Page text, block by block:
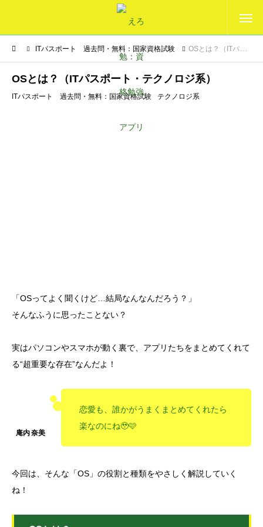
ITパスポート 過去問・無料：国家資格試験 OSとは？（ITパスポート・テクノロジ系）
OSとは？（ITパスポート・テクノロジ系）
ITパスポート 過去問・無料：国家資格試験 テクノロジ系
「OSってよく聞くけど…結局なんなんだろう？」
そんなふうに思ったことない？
実はパソコンやスマホが動く裏で、アプリたちをまとめてくれて
る“超重要な存在”なんだよ！
恋愛も、誰かがうまくまとめてくれたら
楽なのにね🥹🩷
今回は、そんな「OS」の役割と種類をやさしく解説していく
ね！